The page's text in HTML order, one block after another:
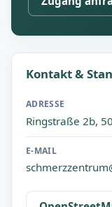
Kontakt &
ADRESSE
Ringstraße 2b,
E-MAIL